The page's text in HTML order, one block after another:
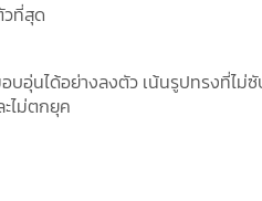
ที่สุด
อุ่นได้อย่างลงตัว เน้นรูปทรงที่ไม่
ไม่ตกยุค